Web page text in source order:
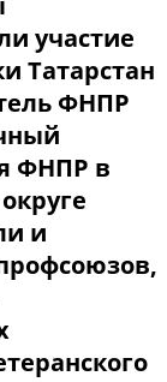
участие
Татарстан
ФНПР
ФНПР в
и